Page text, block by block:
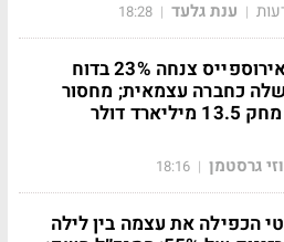
| ענת גלעד |
18:28
האניוול אירוספייס צנחה 23% בדוח
כחברה עצמאית; מחסור
בחלקים מחק 13.5 מיליארד דולר
גרסטמן |
18:16
הכפילה את עצמה בין לילה